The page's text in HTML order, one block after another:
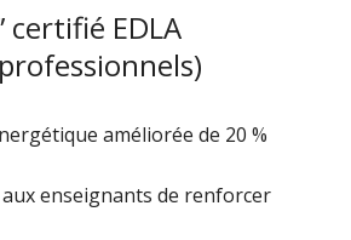
certifié EDLA
améliorée de 20 %
enseignants de renforcer